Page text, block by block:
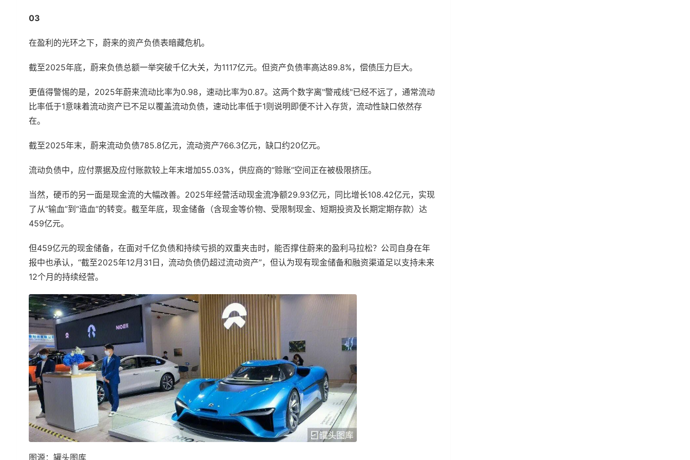
03
在盈利的光环之下，蔚来的资产负债表暗藏危机。
截至2025年底，蔚来负债总额一举突破千亿大关，为1117亿元。但资产负债率高达89.8%，偿债压力巨大。
更值得警惕的是，2025年蔚来流动比率为0.98，速动比率为0.87。这两个数字离"警戒线"已经不远了，通常流动
比率低于1意味着流动资产已不足以覆盖流动负债，速动比率低于1则说明即便不计入存货，流动性缺口依然存
在。
截至2025年末，蔚来流动负债785.8亿元，流动资产766.3亿元，缺口约20亿元。
流动负债中，应付票据及应付账款较上年末增加55.03%，供应商的“赊账”空间正在被极限挤压。
当然，硬币的另一面是现金流的大幅改善。2025年经营活动现金流净额29.93亿元，同比增长108.42亿元，实现
了从“输血”到“造血”的转变。截至年底，现金储备（含现金等价物、受限制现金、短期投资及长期定期存款）达
459亿元。
但459亿元的现金储备，在面对千亿负债和持续亏损的双重夹击时，能否撑住蔚来的盈利马拉松？公司自身在年
报中也承认，“截至2025年12月31日，流动负债仍超过流动资产”，但认为现有现金储备和融资渠道足以支持未来
12个月的持续经营。
图源：罐头图库